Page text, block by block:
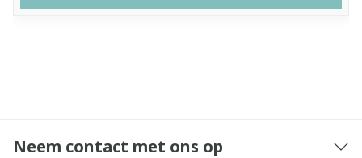
Neem contact met ons op